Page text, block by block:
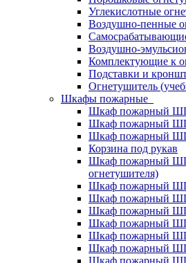
Углекислотные
Воздушно-пенные
Воздушно-
Комплектующие к
Подставки и
Огнетушитель
Шкафы пожарные
Шкаф пожарный
Шкаф пожарный
Шкаф пожарный
Корзина под рукав
Шкаф пожарный
огнетушителя)
Шкаф пожарный
Шкаф пожарный
Шкаф пожарный
Шкаф пожарный
Шкаф пожарный
Шкаф пожарный
Шкаф пожарный